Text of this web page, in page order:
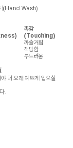
(Hand Wash)
촉감
(Touching)
까슬거림
적당함
부드러움
더 오래 예쁘게 입으실
.